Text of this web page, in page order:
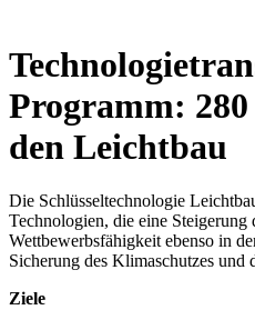
Programm:
den Leichtbau
Die Schlüsseltechnologie
Technologien, die eine Steigerung
Wettbewerbsfähigkeit ebenso in
Sicherung des Klimaschutzes und
Ziele